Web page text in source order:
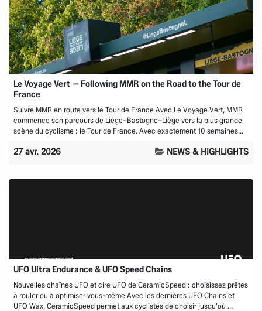
Le Voyage Vert — Following MMR on the Road to the Tour de
France
Suivre MMR en route vers le Tour de France Avec Le Voyage Vert, MMR
commence son parcours de Liège–Bastogne–Liège vers la plus grande
scène du cyclisme : le Tour de France. Avec exactement 10 semaines...
27 avr. 2026 NEWS & HIGHLIGHTS
UFO Ultra Endurance & UFO Speed Chains
Nouvelles chaînes UFO et cire UFO de CeramicSpeed : choisissez prêtes
à rouler ou à optimiser vous-même Avec les dernières UFO Chains et
UFO Wax, CeramicSpeed permet aux cyclistes de choisir jusqu'où ...